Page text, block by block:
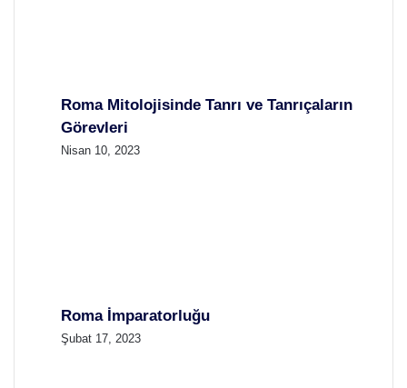
Roma Mitolojisinde Tanrı ve Tanrıçaların
Görevleri
Nisan 10, 2023
Roma İmparatorluğu
Şubat 17, 2023